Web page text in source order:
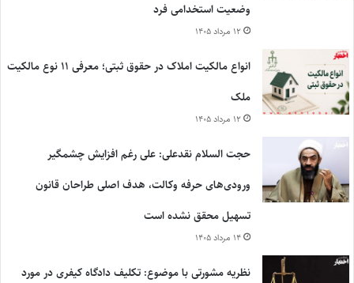
وضعیت استخدامی فرد
۱۲ مرداد ۱۴۰۵
انواع مالکیت املاک در حقوق ثبتی؛ معرفی ۱۱ نوع مالکیت
ملک
۱۲ مرداد ۱۴۰۵
حجت السلام نقدعلی: علی رغم افزایش چشمگیر
ورودی‌های حرفه وکالت، هدف اصلی طراحان قانون
تسهیل محقق نشده است
۱۴ مرداد ۱۴۰۵
نظریه مشورتی با موضوع: تکلیف دادگاه کیفری در مورد